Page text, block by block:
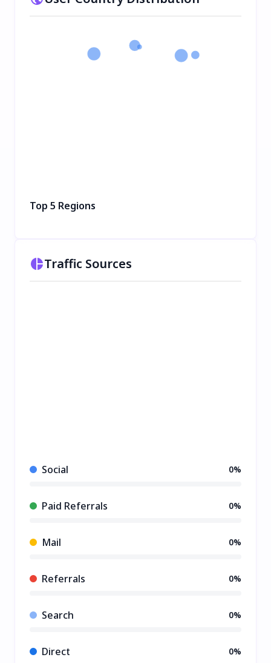
Top 5 Regions
Traffic Sources
Social 0%
Paid Referrals 0%
Mail 0%
Referrals 0%
Search 0%
Direct 0%